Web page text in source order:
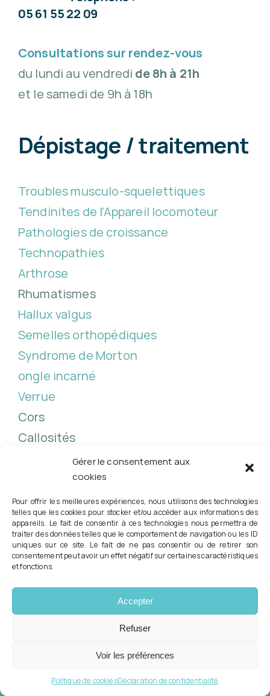
Gérer le consentement aux
cookies
Pour offrir les meilleures expériences, nous utilisons des technologies
telles que les cookies pour stocker et/ou accéder aux informations des
appareils. Le fait de consentir à ces technologies nous permettra de
traiter des données telles que le comportement de navigation ou les ID
uniques sur ce site. Le fait de ne pas consentir ou de retirer son
consentement peut avoir un effet négatif sur certaines caractéristiques
et fonctions.
Accepter
Refuser
Voir les préférences
Politique de cookiesDéclaration de confidentialité
Prendre rendez-vous en ligne
05 61 55 22 09
Consultations sur rendez-vous
du lundi au vendredi de 8h à 21h
et le samedi de 9h à 18h
Dépistage / traitement
Troubles musculo-squelettiques
Tendinites de l’Appareil locomoteur
Pathologies de croissance
Technopathies
Arthrose
Rhumatismes
Hallux valgus
Semelles orthopédiques
Syndrome de Morton
ongle incarné
Verrue
Cors
Callosités
Gonarthrose /mal de genoux
Coxarthrose /mal aux hanches
Mal de dos
Scoliose
Lombalgie/lumbago/lombago
Sciatique